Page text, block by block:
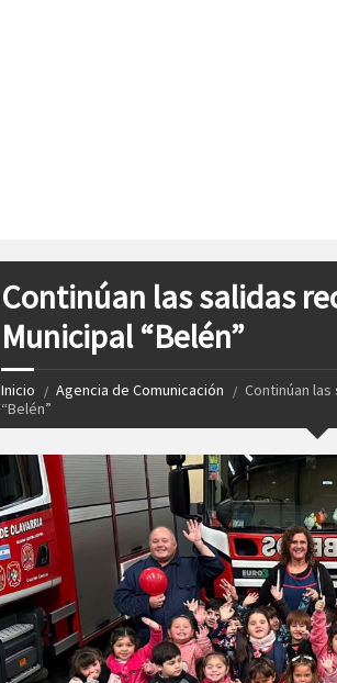
Continúan las salidas
Municipal “Belén”
Inicio Agencia de Comunicación
Continúan
“Belén”